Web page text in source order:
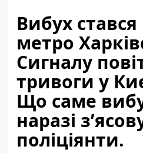
Вибух
метро
Сигналу
тривоги у
Що саме
наразі
поліціянти.